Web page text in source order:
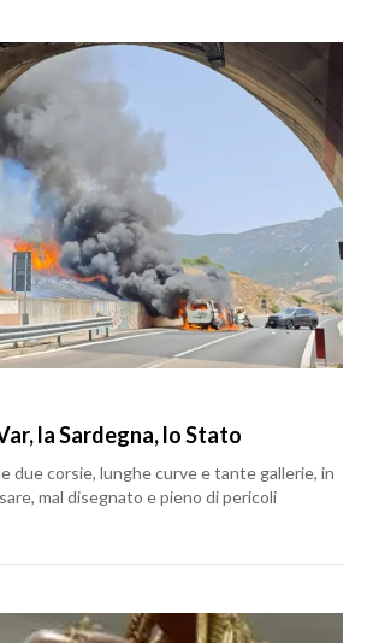
la Sardegna, lo Stato
due corsie, lunghe curve e tante gallerie, in
mal disegnato e pieno di pericoli